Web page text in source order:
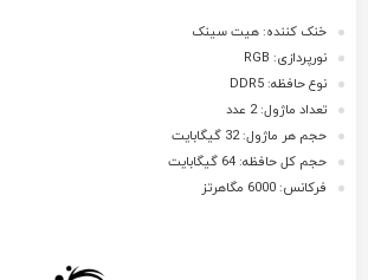
خنک کننده: هیت سینک
نورپردازی: RGB
نوع حافظه: DDR5
تعداد ماژول: 2 عدد
حجم هر ماژول: 32 گیگابایت
حجم کل حافظه: 64 گیگابایت
فرکانس: 6000 مگاهرتز